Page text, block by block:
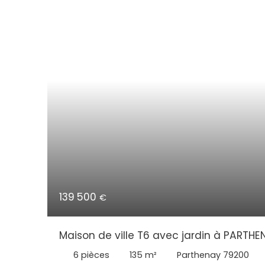
139 500 €
Maison de ville T6 avec jardin à
6 pièces 135 m² Parthenay 79200